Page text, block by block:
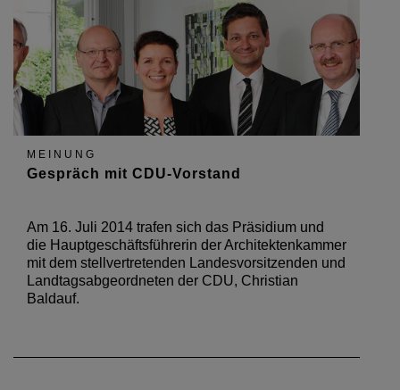
MEINUNG
Gespräch mit CDU-Vorstand
Am 16. Juli 2014 trafen sich das Präsidium und
die Hauptgeschäftsführerin der Architektenkammer
mit dem stellvertretenden Landesvorsitzenden und
Landtagsabgeordneten der CDU, Christian
Baldauf.